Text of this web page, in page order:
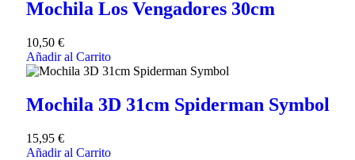
Mochila Los Vengadores 30cm
10,50 €
Añadir al Carrito
Mochila 3D 31cm Spiderman Symbol
15,95 €
Añadir al Carrito